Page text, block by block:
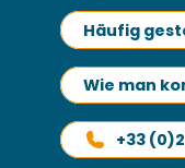
Häufig
Wie man
+33